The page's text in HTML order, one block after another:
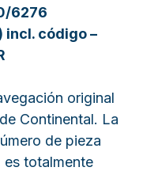
6276
incl. código –
original
Continental. La
de pieza
es totalmente